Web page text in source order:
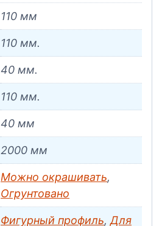
110 мм
110 мм.
40 мм.
110 мм.
40 мм
2000 мм
Можно окрашивать,
Огрунтовано
Фигурный профиль, Для